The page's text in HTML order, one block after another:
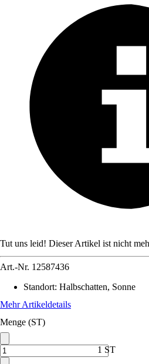
Tut uns leid! Dieser Artikel ist nicht
Art.-Nr. 12587436
Standort: Halbschatten, Sonne
Mehr Artikeldetails
Menge (ST)
1 ST